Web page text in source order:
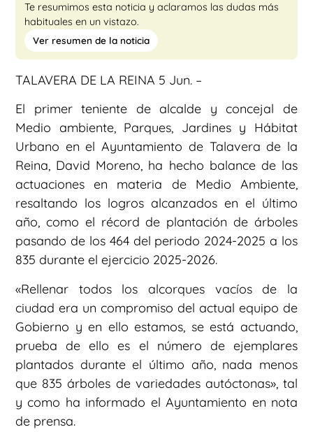
Te resumimos esta noticia y aclaramos las dudas más
habituales en un vistazo.
Ver resumen de la noticia
TALAVERA DE LA REINA 5 Jun. –
El primer teniente de alcalde y concejal de
Medio ambiente, Parques, Jardines y Hábitat
Urbano en el Ayuntamiento de Talavera de la
Reina, David Moreno, ha hecho balance de las
actuaciones en materia de Medio Ambiente,
resaltando los logros alcanzados en el último
año, como el récord de plantación de árboles
pasando de los 464 del periodo 2024-2025 a los
835 durante el ejercicio 2025-2026.
«Rellenar todos los alcorques vacíos de la
ciudad era un compromiso del actual equipo de
Gobierno y en ello estamos, se está actuando,
prueba de ello es el número de ejemplares
plantados durante el último año, nada menos
que 835 árboles de variedades autóctonas», tal
y como ha informado el Ayuntamiento en nota
de prensa.